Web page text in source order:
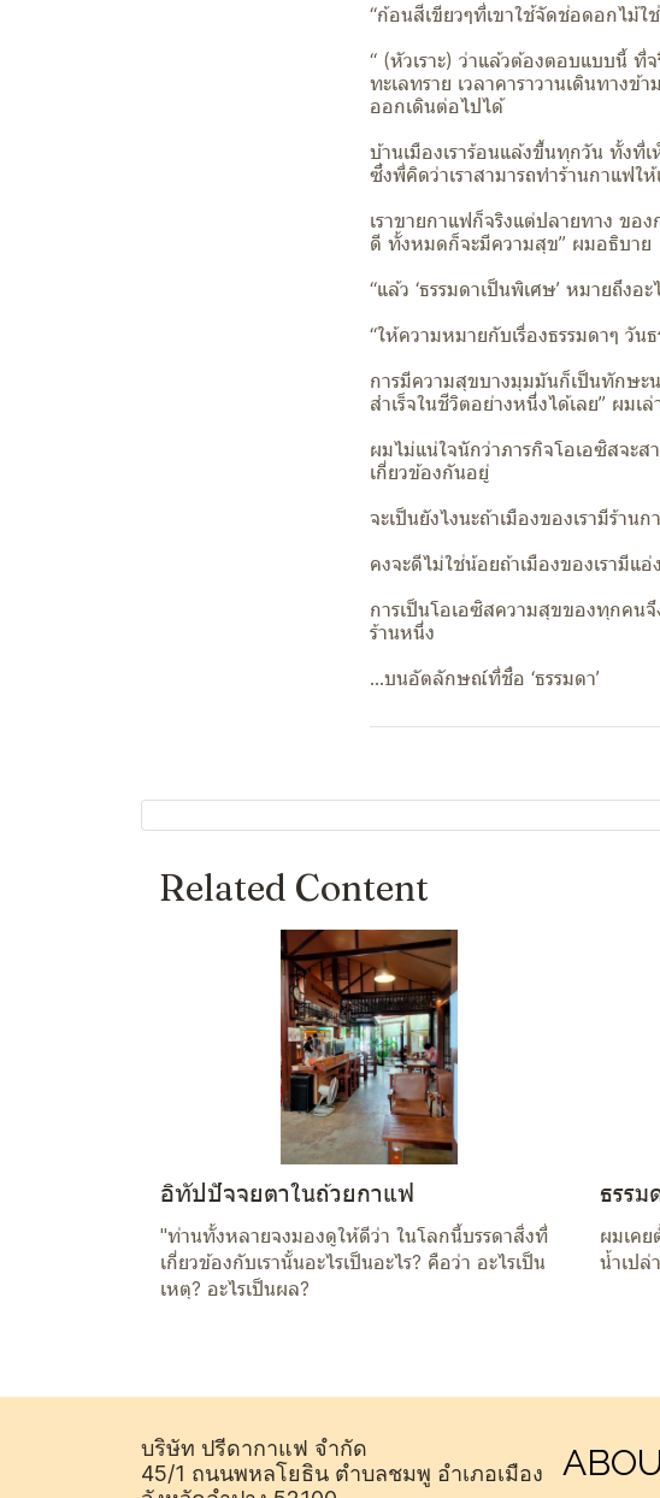
“ก้อนสีเขียวๆที่เขาใช้จัดช่อดอกไม้ใ
“ (หัวเราะ) ว่าแล้วต้องตอบแบบนี้ ที่
ทะเลทราย เวลาคาราวานเดินทาง
ออกเดินต่อไปได้
บ้านเมืองเราร้อนแล้งขึ้นทุกวัน ทั้งที่
ซึ่งพี่คิดว่าเราสามารถทำร้านกาแฟ
เราขายกาแฟก็จริงแต่ปลายทาง ข
ดี ทั้งหมดก็จะมีความสุข” ผมอธิบาย
“แล้ว ‘ธรรมดาเป็นพิเศษ’ หมายถึงอะ
“ให้ความหมายกับเรื่องธรรมดาๆ วั
การมีความสุขบางมุมมันก็เป็นทักษะ
สำเร็จในชีวิตอย่างหนึ่งได้เลย” ผมเล่
ผมไม่แน่ใจนักว่าภารกิจโอเอซิสจะ
เกี่ยวข้องกันอยู่
จะเป็นยังไงนะถ้าเมืองของเรามีร้า
คงจะดีไม่ใช่น้อยถ้าเมืองของเรามีแ
การเป็นโอเอซิสความสุขของทุกคน
ร้านหนึ่ง
…บนอัตลักษณ์ที่ชื่อ ‘ธรรมดา’
Related Content
อิทัปปัจจยตาในถ้วยกาแฟ
"ท่านทั้งหลายจงมองดูให้ดีว่า ในโลกนี้บรรดาสิ่งที่
เกี่ยวข้องกับเรานั้นอะไรเป็นอะไร? คือว่า อะไรเป็น
เหตุ? อะไรเป็นผล?
ธรรม
ผมเคย
น้ำเปล่
บริษัท ปรีดากาแฟ จำกัด
45/1 ถนนพหลโยธิน ตำบลชมพู อำเภอเมือง